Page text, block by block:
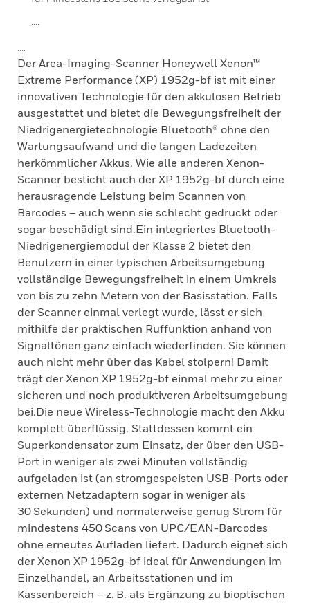
....
Der Area-Imaging-Scanner Honeywell Xenon™
Extreme Performance (XP) 1952g-bf ist mit einer
innovativen Technologie für den akkulosen Betrieb
ausgestattet und bietet die Bewegungsfreiheit der
Niedrigenergietechnologie Bluetooth® ohne den
Wartungsaufwand und die langen Ladezeiten
herkömmlicher Akkus. Wie alle anderen Xenon-
Scanner besticht auch der XP 1952g-bf durch eine
herausragende Leistung beim Scannen von
Barcodes – auch wenn sie schlecht gedruckt oder
sogar beschädigt sind.Ein integriertes Bluetooth-
Niedrigenergiemodul der Klasse 2 bietet den
Benutzern in einer typischen Arbeitsumgebung
vollständige Bewegungsfreiheit in einem Umkreis
von bis zu zehn Metern von der Basisstation. Falls
der Scanner einmal verlegt wurde, lässt er sich
mithilfe der praktischen Ruffunktion anhand von
Signaltönen ganz einfach wiederfinden. Sie können
auch nicht mehr über das Kabel stolpern! Damit
trägt der Xenon XP 1952g-bf einmal mehr zu einer
sicheren und noch produktiveren Arbeitsumgebung
bei.Die neue Wireless-Technologie macht den Akku
komplett überflüssig. Stattdessen kommt ein
Superkondensator zum Einsatz, der über den USB-
Port in weniger als zwei Minuten vollständig
aufgeladen ist (an stromgespeisten USB-Ports oder
externen Netzadaptern sogar in weniger als
30 Sekunden) und normalerweise genug Strom für
mindestens 450 Scans von UPC/EAN-Barcodes
ohne erneutes Aufladen liefert. Dadurch eignet sich
der Xenon XP 1952g-bf ideal für Anwendungen im
Einzelhandel, an Arbeitsstationen und im
Kassenbereich – z. B. als Ergänzung zu bioptischen